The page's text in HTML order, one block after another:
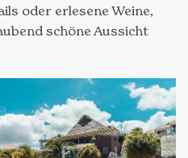
oder erlesene Weine,
schöne Aussicht